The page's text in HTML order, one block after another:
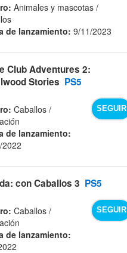
Animales y mascotas /
de lanzamiento: 9/11/2023
Club Adventures 2:
Stories PS5
SEGUIR
Caballos /
de lanzamiento:
con Caballos 3 PS5
SEGUIR
Caballos /
de lanzamiento: